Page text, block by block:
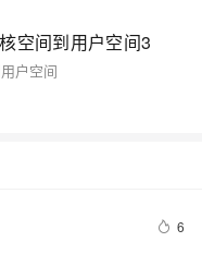
空间到用户空间3
户空间
6